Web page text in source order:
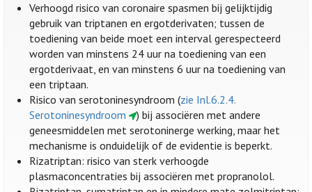
Verhoogd risico van coronaire spasmen bij gelijktijdig
gebruik van triptanen en ergotderivaten; tussen de
toediening van beide moet een interval gerespecteerd
worden van minstens 24 uur na toediening van een
ergotderivaat, en van minstens 6 uur na toediening van
een triptaan.
Risico van serotoninesyndroom (zie Inl.6.2.4.
Serotoninesyndroom
) bij associëren met andere
geneesmiddelen met serotoninerge werking, maar het
mechanisme is onduidelijk of de evidentie is beperkt.
Rizatriptan: risico van sterk verhoogde
plasmaconcentraties bij associëren met propranolol.